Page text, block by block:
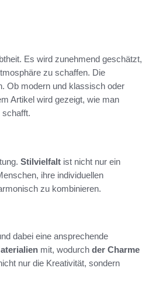
Es wird zunehmend geschätzt,
zu schaffen. Die
Ob modern und klassisch oder
Artikel wird gezeigt, wie man
schafft.
Stilvielfalt ist nicht nur ein
ihre individuellen
zu kombinieren.
dabei eine ansprechende
mit, wodurch der Charme
nur die Kreativität, sondern